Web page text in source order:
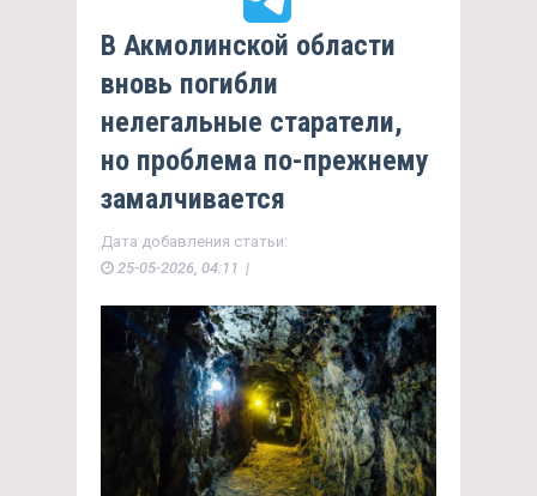
В Акмолинской области
вновь погибли
нелегальные старатели,
но проблема по-прежнему
замалчивается
Дата добавления статьи:
25-05-2026, 04:11 |